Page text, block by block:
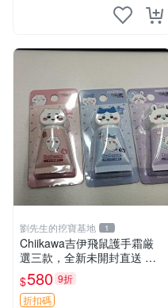
劉先生的挖寶基地 1
Chiikawa吉伊飛鼠護手霜厳
選三款，全新未開封直送 飛
鼠 護手霜 吉伊三款 新貨
$580 9折
折扣碼